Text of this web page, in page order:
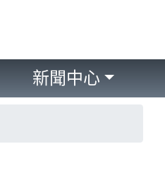
新聞中心